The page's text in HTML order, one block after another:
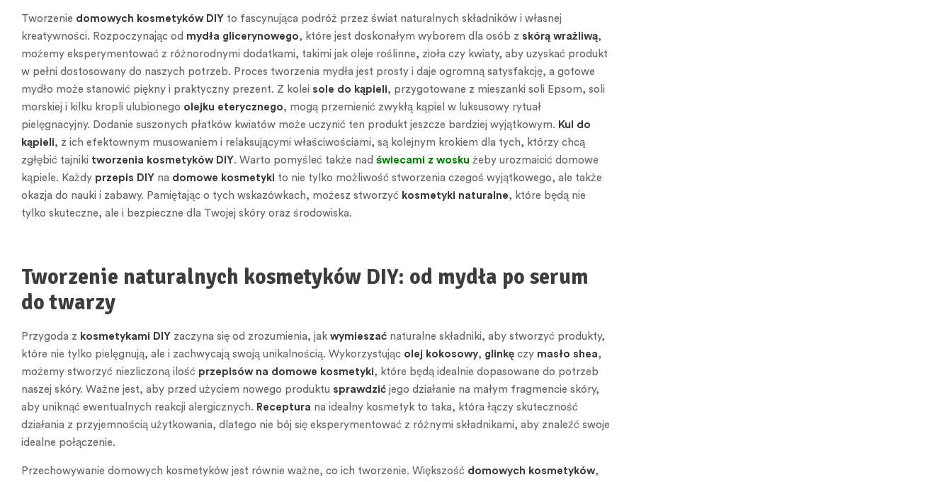
Tworzenie domowych kosmetyków DIY to fascynująca podróż przez świat naturalnych składników i własnej
kreatywności. Rozpoczynając od mydła glicerynowego, które jest doskonałym wyborem dla osób z skórą wrażliwą,
możemy eksperymentować z różnorodnymi dodatkami, takimi jak oleje roślinne, zioła czy kwiaty, aby uzyskać produkt
w pełni dostosowany do naszych potrzeb. Proces tworzenia mydła jest prosty i daje ogromną satysfakcję, a gotowe
mydło może stanowić piękny i praktyczny prezent. Z kolei sole do kąpieli, przygotowane z mieszanki soli Epsom, soli
morskiej i kilku kropli ulubionego olejku eterycznego, mogą przemienić zwykłą kąpiel w luksusowy rytuał
pielęgnacyjny. Dodanie suszonych płatków kwiatów może uczynić ten produkt jeszcze bardziej wyjątkowym. Kul do
kąpieli, z ich efektownym musowaniem i relaksującymi właściwościami, są kolejnym krokiem dla tych, którzy chcą
zgłębić tajniki tworzenia kosmetyków DIY. Warto pomyśleć także nad świecami z wosku żeby urozmaicić domowe
kąpiele. Każdy przepis DIY na domowe kosmetyki to nie tylko możliwość stworzenia czegoś wyjątkowego, ale także
okazja do nauki i zabawy. Pamiętając o tych wskazówkach, możesz stworzyć kosmetyki naturalne, które będą nie
tylko skuteczne, ale i bezpieczne dla Twojej skóry oraz środowiska.
Tworzenie naturalnych kosmetyków DIY: od mydła po serum
do twarzy
Przygoda z kosmetykami DIY zaczyna się od zrozumienia, jak wymieszać naturalne składniki, aby stworzyć produkty,
które nie tylko pielęgnują, ale i zachwycają swoją unikalnością. Wykorzystując olej kokosowy, glinkę czy masło shea,
możemy stworzyć niezliczoną ilość przepisów na domowe kosmetyki, które będą idealnie dopasowane do potrzeb
naszej skóry. Ważne jest, aby przed użyciem nowego produktu sprawdzić jego działanie na małym fragmencie skóry,
aby uniknąć ewentualnych reakcji alergicznych. Receptura na idealny kosmetyk to taka, która łączy skuteczność
działania z przyjemnością użytkowania, dlatego nie bój się eksperymentować z różnymi składnikami, aby znaleźć swoje
idealne połączenie.
Przechowywanie domowych kosmetyków jest równie ważne, co ich tworzenie. Większość domowych kosmetyków,